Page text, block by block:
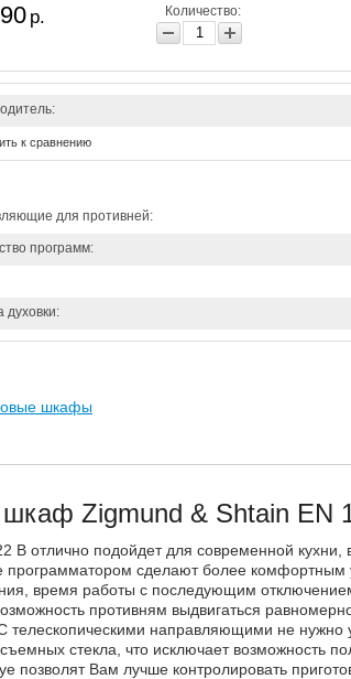
р. Количество:
к сравнению
для противней:
программ:
духовки:
шкафы
шкаф Zigmund & Shtain EN
отлично подойдет для современной
программатором сделают более
время работы с последующим
противням выдвигаться
направляющими не нужно
стекла, что исключает возможность
позволят Вам лучше контролировать